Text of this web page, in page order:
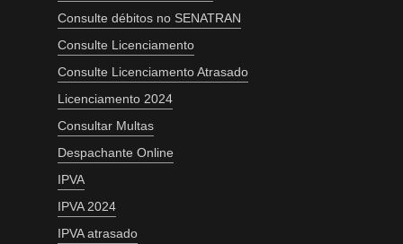
Consulte débitos no SENATRAN
Consulte Licenciamento
Consulte Licenciamento Atrasado
Licenciamento 2024
Consultar Multas
Despachante Online
IPVA
IPVA 2024
IPVA atrasado